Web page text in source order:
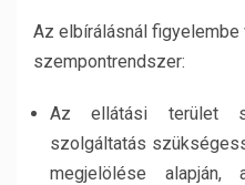
Az elbírálásnál
szempontrendszer:
Az ellátási terület
szolgáltatás
megjelölése